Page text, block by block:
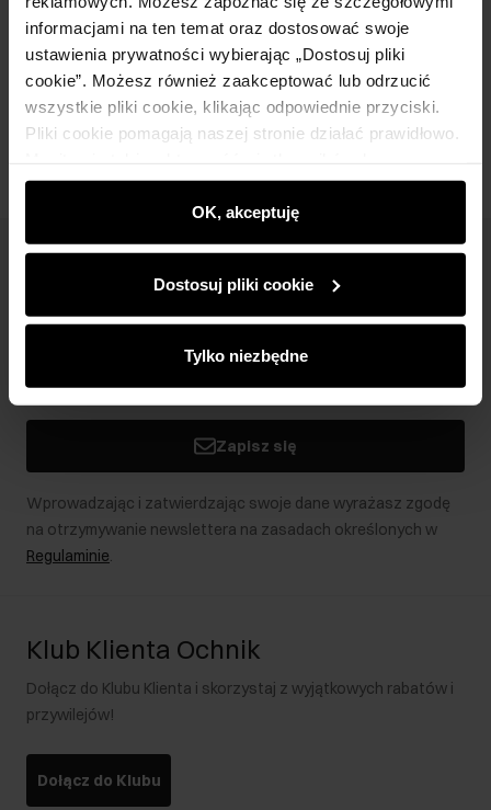
informacjami na ten temat oraz dostosować swoje
ustawienia prywatności wybierając „Dostosuj pliki
cookie”. Możesz również zaakceptować lub odrzucić
wszystkie pliki cookie, klikając odpowiednie przyciski.
Pliki cookie pomagają naszej stronie działać prawidłowo.
wyświetlać im dopasowane do ich preferencji treści,
rekomendacje oraz komunikaty reklamowe informujące o
najnowszych promocjach w e-sklepie. Informacje o tym,
partnerom społecznościowym, reklamowym i
analitycznym. Partnerzy mogą połączyć te informacje z
podczas korzystania z ich usług.
OK, akceptuję
Dostosuj pliki cookie
Tylko niezbędne
Skład i wymiary
Opinie
Newsletter
Zapisz się
Wprowadzając i zatwierdzając swoje dane wyrażasz zgodę
na otrzymywanie newslettera na zasadach określonych w
Regulaminie.
Klub Klienta Ochnik
Dołącz do Klubu Klienta i skorzystaj z wyjątkowych rabatów i
przywilejów!
Dołącz do Klubu